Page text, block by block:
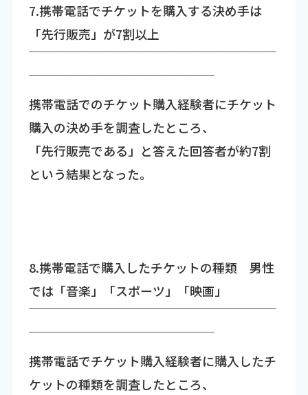
7.携帯電話でチケットを購入する決め手は
「先行販売」が7割以上
￣￣￣￣￣￣￣￣￣￣￣￣￣￣￣￣￣￣￣￣
￣￣￣￣￣￣￣￣￣￣￣￣￣￣￣
携帯電話でのチケット購入経験者にチケット
購入の決め手を調査したところ、
「先行販売である」と答えた回答者が約7割
という結果となった。
8.携帯電話で購入したチケットの種類 男性
では「音楽」「スポーツ」「映画」
￣￣￣￣￣￣￣￣￣￣￣￣￣￣￣￣￣￣￣￣
￣￣￣￣￣￣￣￣￣￣￣￣￣￣￣
携帯電話でチケット購入経験者に購入したチ
ケットの種類を調査したところ、